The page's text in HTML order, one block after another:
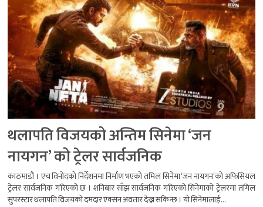
थलापति विजयको अन्तिम सिनेमा ‘जन
नायगन’ को ट्रेलर सार्वजनिक
काठमाडौं । एच विनोदको निर्देशनमा निर्माण भएको तमिल सिनेमा ‘जन नायगन’को अफिसियल
ट्रेलर सार्वजनिक गरिएको छ । शनिबार साँझ सार्वजनिक गरिएको सिनेमाको ट्रेलरमा तमिल
सुपरस्टार थलापति विजयको दमदार एक्सन अवतार देख्न सकिन्छ । यो सिनेमालाई...